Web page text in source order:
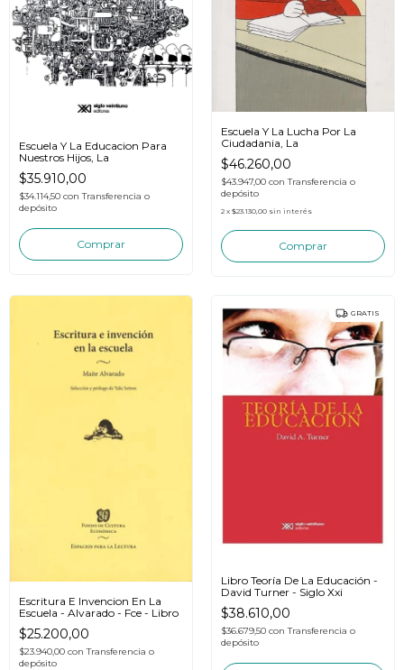
Escuela Y La Educacion Para
Nuestros Hijos, La
$35.910,00
$34.114,50 con Transferencia o
depósito
Escuela Y La Lucha Por La
Ciudadania, La
$46.260,00
$43.947,00 con Transferencia o
depósito
2 x $23.130,00 sin interés
Escritura E Invencion En La
Escuela - Alvarado - Fce - Libro
$25.200,00
$23.940,00 con Transferencia o
depósito
GRATIS
Libro Teoría De La Educación -
David Turner - Siglo Xxi
$38.610,00
$36.679,50 con Transferencia o
depósito